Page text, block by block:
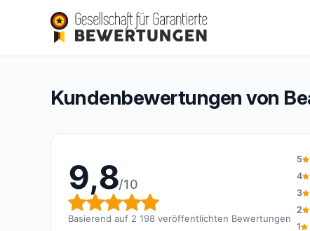
Beauvillé Créateur
Gesamtbewertung: 9,8 von 10
9,8/10(2 198 Bewertungen)
Kundenbewertungen von
9,8/10
Gesamtbewertung: 9,8 von
Basierend auf 2 198 veröffentlichten Bewertungen
5
4
3
2
1